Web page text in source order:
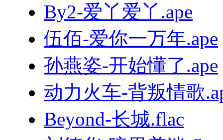
By2-爱丫爱丫.ape
伍佰-爱你一万年.ape
孙燕姿-开始懂了.ape
动力火车-背叛情歌
Beyond-长城.flac